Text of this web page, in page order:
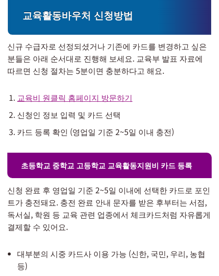
교육활동바우처 신청방법
신규 수급자로 선정되셨거나 기존에 카드를 변경하고 싶은
분들은 아래 순서대로 진행해 보세요. 교육부 발표 자료에
따르면 신청 절차는 5분이면 충분하다고 해요.
교육비 원클릭 홈페이지 방문하기
신청인 정보 입력 및 카드 선택
카드 등록 확인 (영업일 기준 2~5일 이내 충전)
초등학교 중학교 고등학교 교육활동지원비 카드 등록
신청 완료 후 영업일 기준 2~5일 이내에 선택한 카드로 포인
트가 충전돼요. 충전 완료 안내 문자를 받은 후부터는 서점,
독서실, 학원 등 교육 관련 업종에서 체크카드처럼 자유롭게
결제할 수 있어요.
대부분의 시중 카드사 이용 가능 (신한, 국민, 우리, 농협
등)